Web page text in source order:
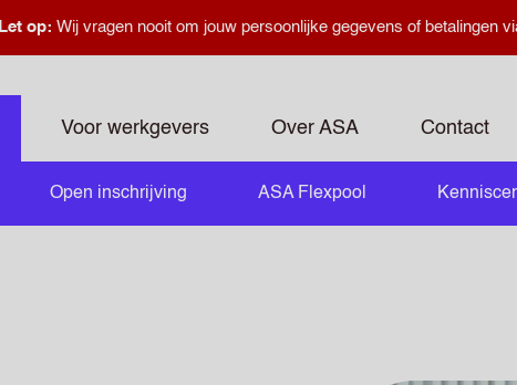
Let op: Wij vragen nooit om jouw persoonlijke gegevens of betalingen
Voor werkgevers Over ASA Contact
Open inschrijving ASA Flexpool